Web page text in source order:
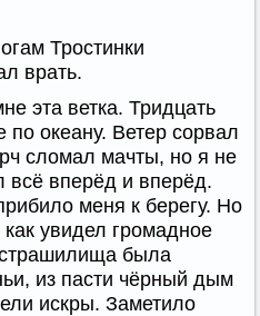
Тростинки
врать.
эта ветка. Тридцать
океану. Ветер сорвал
сломал мачты, но я не
всё вперёд и вперёд.
меня к берегу. Но
увидел громадное
была
из пасти чёрный дым
искры. Заметило